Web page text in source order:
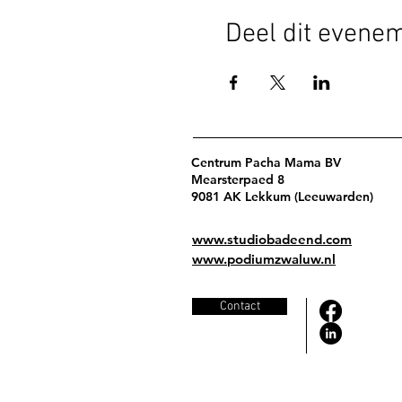
Deel dit
Centrum Pacha Mama BV
Mearsterpaed 8
9081 AK Lekkum (Leeuwarden)
www.studiobadeend.com
www.podiumzwaluw.nl
Contact